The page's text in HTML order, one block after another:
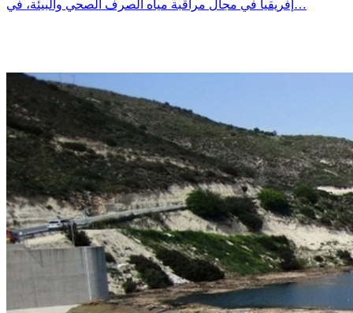
إفريقيا في مجال مراقبة مياه الصرف الصحي والبيئة، في…